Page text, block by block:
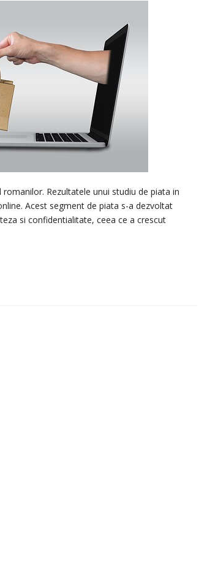
Rezultatele unui studiu de piata in
Acest segment de piata s-a dezvoltat
si confidentialitate, ceea ce a crescut